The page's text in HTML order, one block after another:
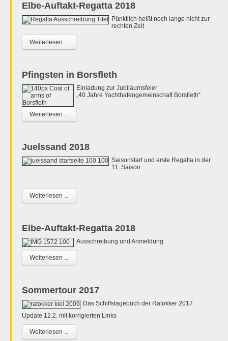
Elbe-Auftakt-Regatta 2018
Pünktlich heißt noch lange nicht zur
rechten Zeit
Weiterlesen ...
Pfingsten in Borsfleth
Einladung zur Jubiläumsfeier
„40 Jahre Yachthafengemeinschaft Borsfleth“
Weiterlesen ...
Juelssand 2018
Saisonstart und erste Regatta in der
11. Saison
Weiterlesen ...
Elbe-Auftakt-Regatta 2018
Ausschreibung und Anmeldung
Weiterlesen ...
Sommertour 2017
Das Schiffstagebuch der Ratokker 2017
Update 12.2. mit korrigierten Links
Weiterlesen ...